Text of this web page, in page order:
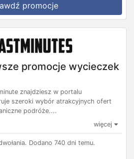
promocje
promocje wycieczek
znajdziesz w portalu
szeroki wybór atrakcyjnych ofert
podróże....
więcej
Dodano 740 dni temu.